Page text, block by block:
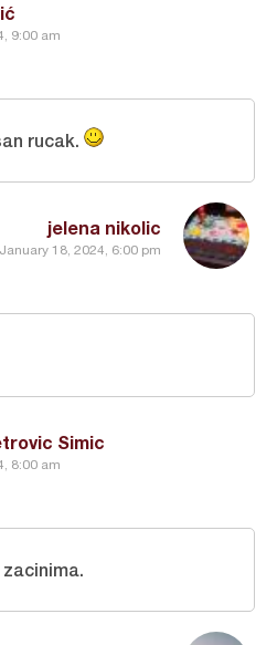
9:00 am
jelena nikolic
January 18, 2024, 6:00 pm
rucak.
Simic
8:00 am